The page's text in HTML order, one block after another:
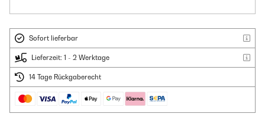
Sofort lieferbar
Lieferzeit: 1 - 2 Werktage
14 Tage Rückgaberecht